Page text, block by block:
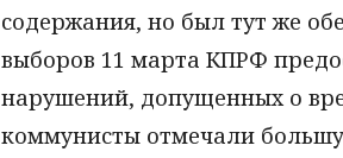
содержания, но был тут же
выборов 11 марта КПРФ
нарушений, допущенных о
коммунисты отмечали